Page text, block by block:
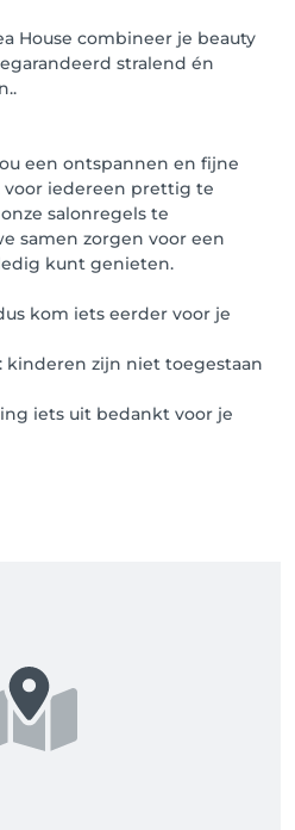
House combineer je beauty
stralend én
een ontspannen en fijne
iedereen prettig te
salonregels te
samen zorgen voor een
kunt genieten.
kom iets eerder voor je
kinderen zijn niet toegestaan
iets uit bedankt voor je